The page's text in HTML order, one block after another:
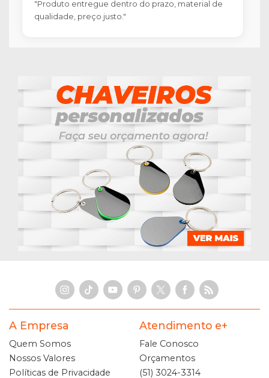
"Produto entregue dentro do prazo, material de
qualidade, preço justo."
A Empresa
Quem Somos
Nossos Valores
Políticas de Privacidade
Atendimento e+
Fale Conosco
Orçamentos
(51) 3024-3314